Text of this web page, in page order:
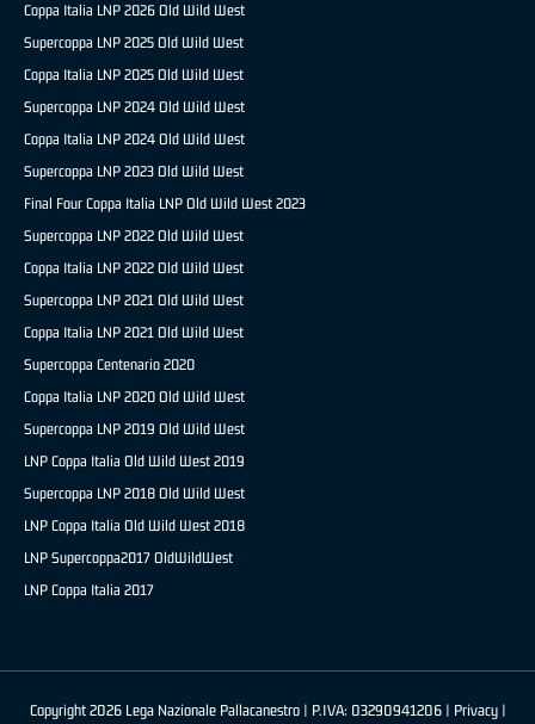
Coppa Italia LNP 2026 Old Wild West
Supercoppa LNP 2025 Old Wild West
Coppa Italia LNP 2025 Old Wild West
Supercoppa LNP 2024 Old Wild West
Coppa Italia LNP 2024 Old Wild West
Supercoppa LNP 2023 Old Wild West
Final Four Coppa Italia LNP Old Wild West 2023
Supercoppa LNP 2022 Old Wild West
Coppa Italia LNP 2022 Old Wild West
Supercoppa LNP 2021 Old Wild West
Coppa Italia LNP 2021 Old Wild West
Supercoppa Centenario 2020
Coppa Italia LNP 2020 Old Wild West
Supercoppa LNP 2019 Old Wild West
LNP Coppa Italia Old Wild West 2019
Supercoppa LNP 2018 Old Wild West
LNP Coppa Italia Old Wild West 2018
LNP Supercoppa2017 OldWildWest
LNP Coppa Italia 2017
Copyright 2026 Lega Nazionale Pallacanestro | P.IVA: 03290941206 | Privacy|